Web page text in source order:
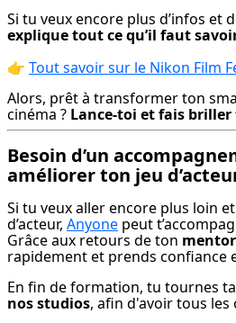
Si tu veux encore plus d’infos et
explique tout ce qu’il faut
👉 Tout savoir sur le Nikon Film
Alors, prêt à transformer ton
cinéma ? Lance-toi et fais
Besoin d’un
améliorer ton jeu
Si tu veux aller encore plus loin
d’acteur, Anyone peut
Grâce aux retours de ton mentor
rapidement et prends confiance
En fin de formation, tu tournes ta
nos studios, afin d'avoir tous